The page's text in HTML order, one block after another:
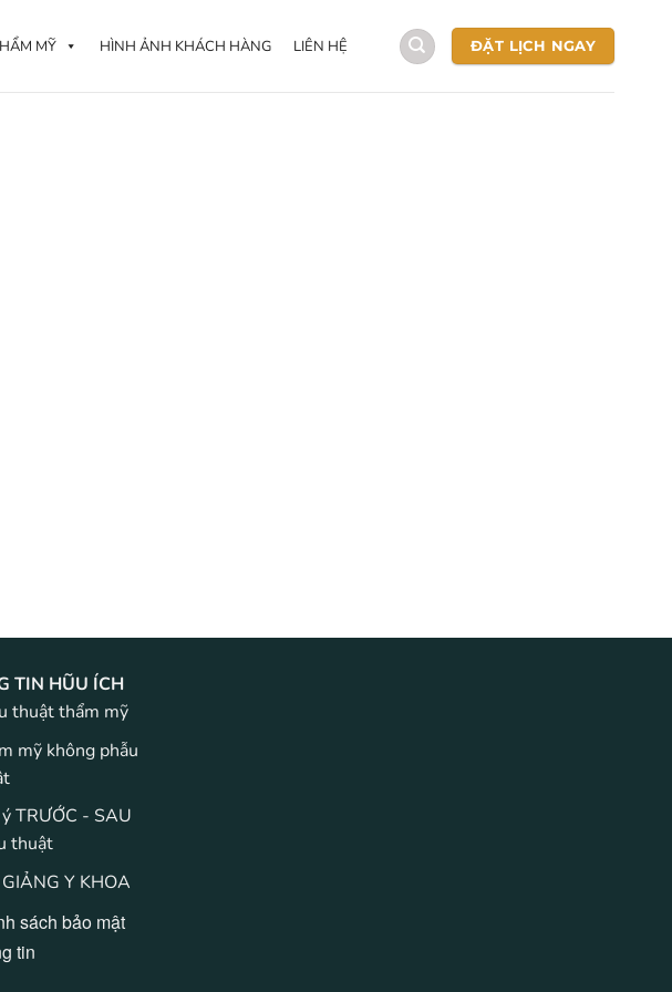
MỸ HÌNH ẢNH KHÁCH HÀNG LIÊN HỆ ĐẶT LỊCH NGAY
TIN HŨU ÍCH
thuật thẩm mỹ
mỹ không phẫu
TRƯỚC - SAU
thuật
Y KHOA
sách bảo mật
tin